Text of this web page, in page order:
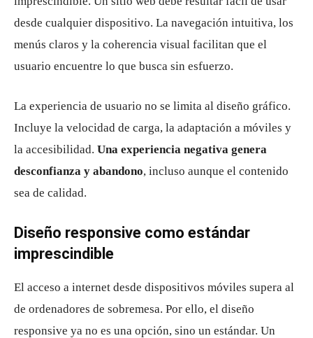
desde cualquier dispositivo. La navegación intuitiva, los
menús claros y la coherencia visual facilitan que el
usuario encuentre lo que busca sin esfuerzo.
La experiencia de usuario no se limita al diseño gráfico.
Incluye la velocidad de carga, la adaptación a móviles y
la accesibilidad. Una experiencia negativa genera
desconfianza y abandono, incluso aunque el contenido
sea de calidad.
Diseño responsive como estándar
imprescindible
El acceso a internet desde dispositivos móviles supera al
de ordenadores de sobremesa. Por ello, el diseño
responsive ya no es una opción, sino un estándar. Un